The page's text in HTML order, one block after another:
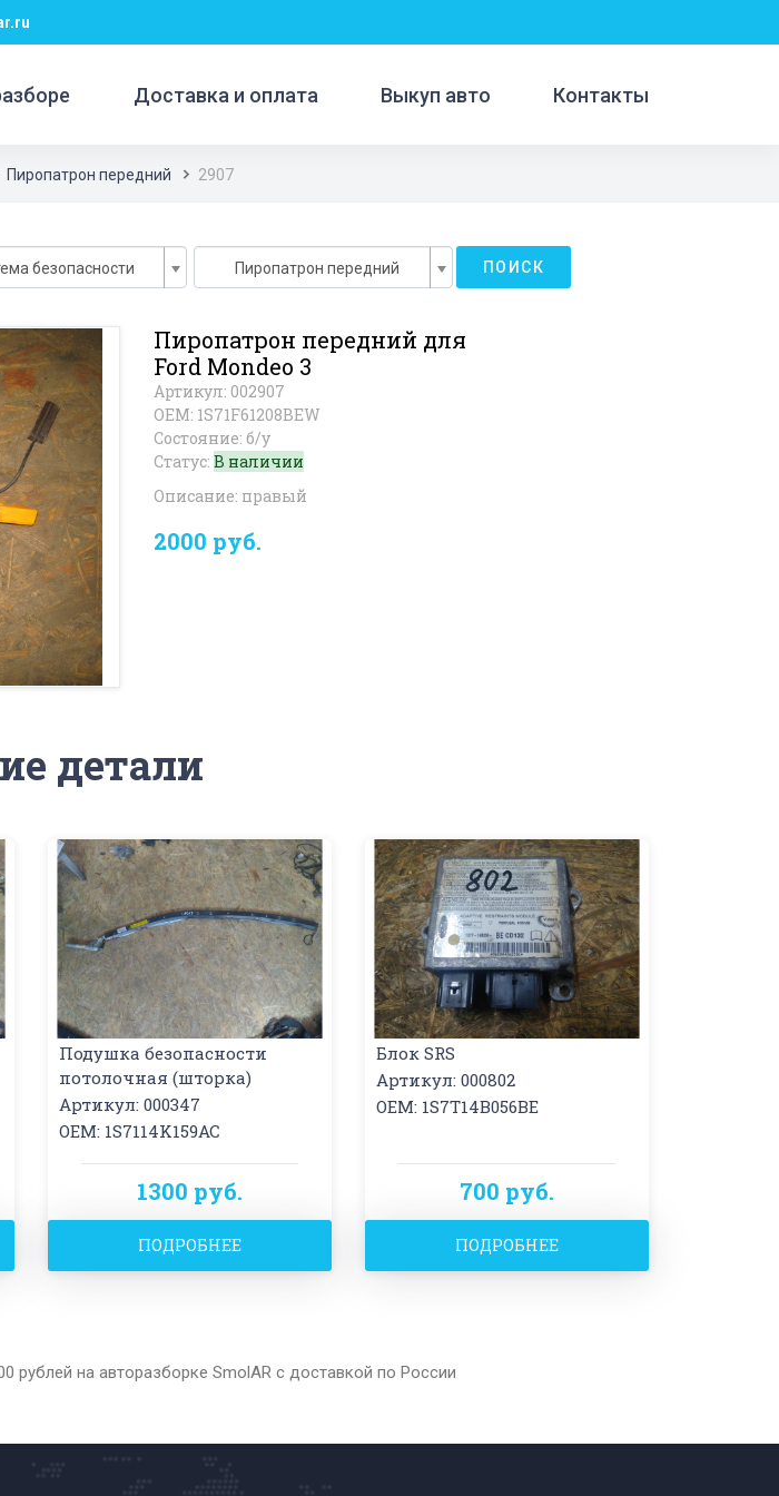
Доставка и оплата Выкуп авто Контакты
Пиропатрон передний 2907
безопасности Пиропатрон передний ПОИСК
Пиропатрон передний для
Ford Mondeo 3
Артикул: 002907
OEM: 1S71F61208BEW
Состояние: б/у
Статус: В наличии
Описание: правый
2000 руб.
детали
Подушка безопасности
потолочная (шторка)
Артикул: 000347
OEM: 1S7114K159AC
1300 руб.
ПОДРОБНЕЕ
Блок SRS
Артикул: 000802
OEM: 1S7T14B056BE
700 руб.
ПОДРОБНЕЕ
рублей на авторазборке SmolAR с доставкой по России